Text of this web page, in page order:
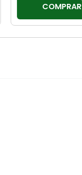
COMPRAR